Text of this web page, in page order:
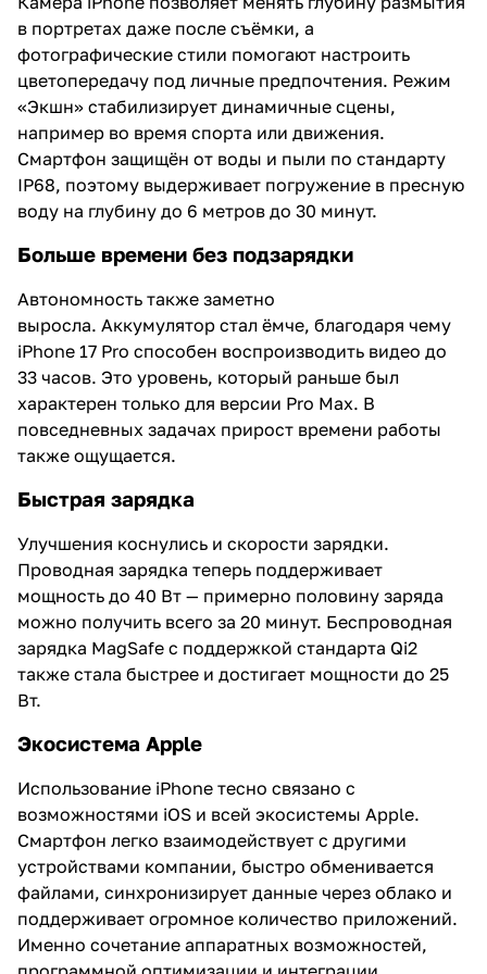
в портретах даже после съёмки, а
фотографические стили помогают настроить
цветопередачу под личные предпочтения. Режим
«Экшн» стабилизирует динамичные сцены,
например во время спорта или движения.
Смартфон защищён от воды и пыли по стандарту
IP68, поэтому выдерживает погружение в пресную
воду на глубину до 6 метров до 30 минут.
Больше времени без подзарядки
Автономность также заметно
выросла. Аккумулятор стал ёмче, благодаря чему
iPhone 17 Pro способен воспроизводить видео до
33 часов. Это уровень, который раньше был
характерен только для версии Pro Max. В
повседневных задачах прирост времени работы
также ощущается.
Быстрая зарядка
Улучшения коснулись и скорости зарядки.
Проводная зарядка теперь поддерживает
мощность до 40 Вт — примерно половину заряда
можно получить всего за 20 минут. Беспроводная
зарядка MagSafe с поддержкой стандарта Qi2
также стала быстрее и достигает мощности до 25
Вт.
Экосистема Apple
Использование iPhone тесно связано с
возможностями iOS и всей экосистемы Apple.
Смартфон легко взаимодействует с другими
устройствами компании, быстро обменивается
файлами, синхронизирует данные через облако и
поддерживает огромное количество приложений.
Именно сочетание аппаратных возможностей,